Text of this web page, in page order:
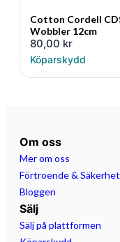
Cotton Cordell
Wobbler 12cm
80,00 kr
Köparskydd
Om oss
Mer om oss
Förtroende & Säkerhet
Bloggen
Sälj
Sälj på plattformen